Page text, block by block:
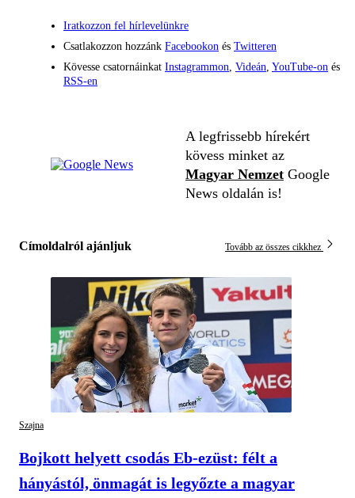
Iratkozzon fel hírlevelünkre
Csatlakozzon hozzánk Facebookon és Twitteren
Kövesse csatornáinkat Instagrammon, Videán, YouTube-on és
RSS-en
A legfrissebb hírekért
kövess minket az
Magyar Nemzet Google
News oldalán is!
Címoldalról ajánljuk Tovább az összes cikkhez
Szajna
Bojkott helyett csodás Eb-ezüst: félt a
hányástól, önmagát is legyőzte a magyar